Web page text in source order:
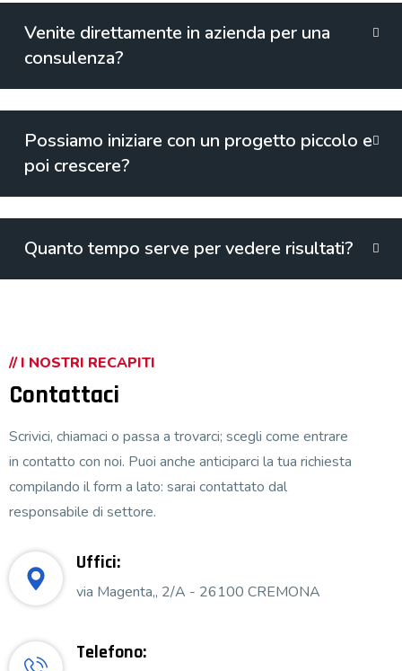
Venite direttamente in azienda per una
consulenza?
Possiamo iniziare con un progetto piccolo e
poi crescere?
Quanto tempo serve per vedere risultati?
// I NOSTRI RECAPITI
Contattaci
Scrivici, chiamaci o passa a trovarci; scegli come entrare
in contatto con noi. Puoi anche anticiparci la tua richiesta
compilando il form a lato: sarai contattato dal
responsabile di settore.
Uffici:
via Magenta,, 2/A - 26100 CREMONA
Telefono: